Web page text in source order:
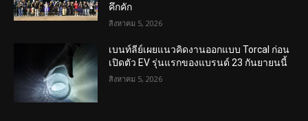
คึกคัก
สิงหาคม 5, 2026
เบนท์ลีย์เผยแนวคิดงานออกแบบ Torcal ก่อน
เปิดตัว EV รุ่นแรกของแบรนด์ 23 กันยายนนี้
สิงหาคม 5, 2026